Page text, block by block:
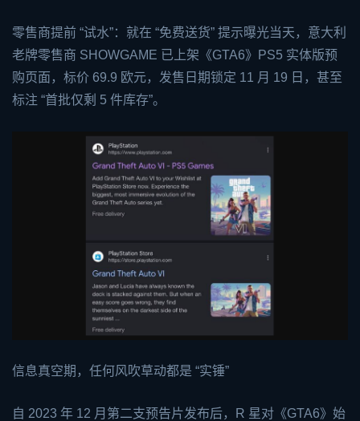
零售商提前 “试水”：就在 “免费送货” 提示曝光当天，意大利
老牌零售商 SHOWGAME 已上架《GTA6》PS5 实体版预
购页面，标价 69.9 欧元，发售日期锁定 11 月 19 日，甚至
标注 “首批仅剩 5 件库存”。
信息真空期，任何风吹草动都是 “实锤”
自 2023 年 12 月第二支预告片发布后，R 星对《GTA6》始